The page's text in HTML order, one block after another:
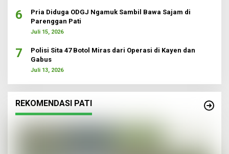
6
Pria Diduga ODGJ Ngamuk Sambil Bawa Sajam di
Parenggan Pati
Juli 15, 2026
7
Polisi Sita 47 Botol Miras dari Operasi di Kayen dan
Gabus
Juli 13, 2026
REKOMENDASI PATI